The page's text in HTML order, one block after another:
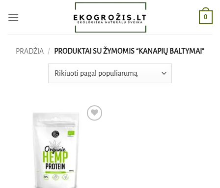
0
PRADŽIA / PRODUKTAI SU ŽYMOMIS “KANAPIŲ BALTYMAI”